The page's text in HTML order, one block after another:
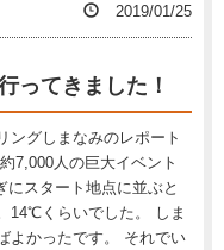
2019/01/25
ってきました！
ングしまなみのレポート
7,000人の巨大イベント
にスタート地点に並ぶと
14℃くらいでした。 しま
よかったです。 それでい